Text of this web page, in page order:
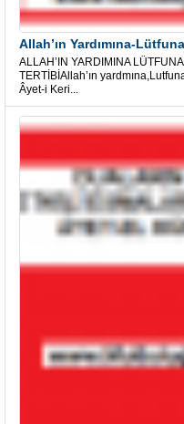
Allah’ın Yardımına-
ALLAH’IN YARDIMINA
TERTİBİAllah’ın
Âyet-i Keri...